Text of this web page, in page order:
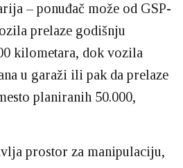
– ponuđač može od GSP-
prelaze godišnju
kilometara, dok vozila
u garaži ili pak da prelaze
planiranih 50.000,
prostor za manipulaciju,